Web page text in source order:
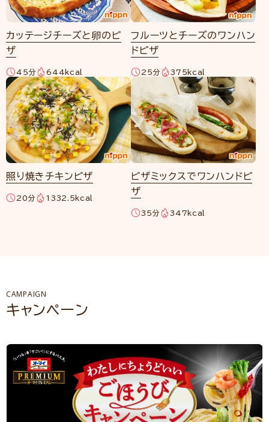
カッテージチーズと卵のピ
ザ
45分 644kcal
フルーツとチーズのワンハン
ドピザ
25分 375kcal
照り焼きチキンピザ
20分 1332.5kcal
ピザミックスでワンハンドピ
ザ
35分 347kcal
CAMPAIGN
キャンペーン